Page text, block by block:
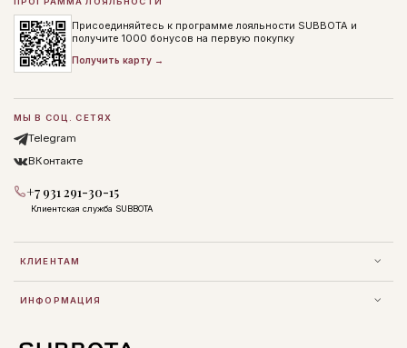
КЛИЕНТАМ
ИНФОРМАЦИЯ
Присоединяйтесь к программе лояльности SUBBOTA и
получите 1000 бонусов на первую покупку
Получить карту →
МЫ В СОЦ. СЕТЯХ
Telegram
ВКонтакте
+7 931 291-30-15
Клиентская служба SUBBOTA